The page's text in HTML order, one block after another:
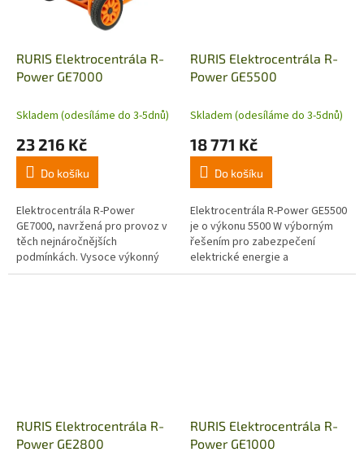
RURIS Elektrocentrála R-
Power GE7000
Skladem (odesíláme do 3-5dnů)
23 216 Kč
Do košíku
Elektrocentrála R-Power
GE7000, navržená pro provoz v
těch nejnáročnějších
podmínkách. Vysoce výkonný
přístroj, který představuje
RURIS Elektrocentrála R-
Power GE5500
Skladem (odesíláme do 3-5dnů)
18 771 Kč
Do košíku
Elektrocentrála R-Power GE5500
je o výkonu 5500 W výborným
řešením pro zabezpečení
elektrické energie a
zabezpečení chodu spotřebičů i
RURIS Elektrocentrála R-
Power GE2800
RURIS Elektrocentrála R-
Power GE1000